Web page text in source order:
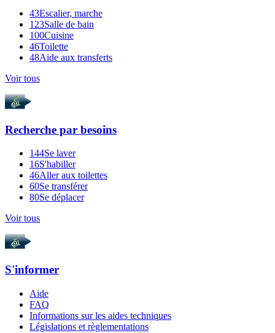
43Escalier, marche
123Salle de bain
100Cuisine
46Toilette
48Aide aux transferts
Voir tous
Recherche par besoins
144Se laver
16S'habiller
46Aller aux toilettes
60Se transférer
80Se déplacer
Voir tous
S'informer
Aide
FAQ
Informations sur les aides techniques
Législations et règlementations